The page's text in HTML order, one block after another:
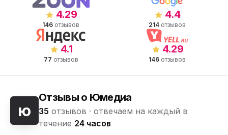
4.29
146 отзывов
4.4
214 отзывов
4.1
77 отзывов
4.29
146 отзывов
ю
Отзывы о Юмедиа
35 отзывов · отвечаем на каждый в
течение 24 часов